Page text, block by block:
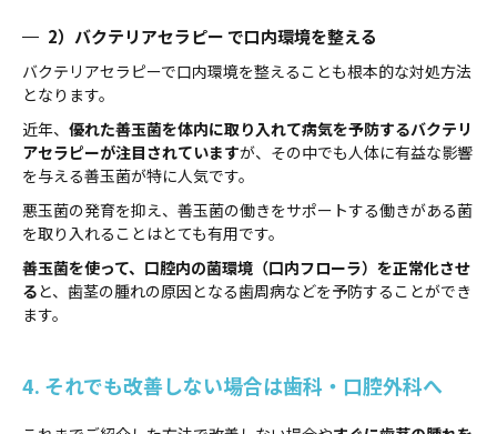
2）バクテリアセラピー で口内環境を整える
バクテリアセラピーで口内環境を整えることも根本的な対処方法
となります。
近年、 優れた善玉菌を体内に取り入れて病気を予防するバクテリ
アセラピーが注目されていますが、その中でも人体に有益な影響
を与える善玉菌が特に人気です。
悪玉菌の発育を抑え、善玉菌の働きをサポートする働きがある菌
を取り入れることはとても有用です。
善玉菌を使って、口腔内の菌環境（口内フローラ）を正常化させ
ると、歯茎の腫れの原因となる歯周病などを予防することができ
ます。
4. それでも改善しない場合は歯科・口腔外科へ